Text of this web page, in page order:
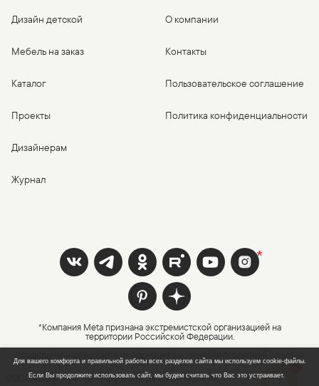
Дизайн детской
Мебель на заказ
Каталог
Проекты
Дизайнерам
Журнал
О компании
Контакты
Пользовательское соглашение
Политика конфиденциальности
*Компания Meta признана экстремистской организацией на
территории Российской Федерации.
©2016-2026, Mamka — фабрика детской мебели
Для вашего комфорта и правильной работы всех разделов сайта мы используем cookie-файлы.
Если Вы продолжите использовать сайт, мы будем считать что Вас это устраивает.